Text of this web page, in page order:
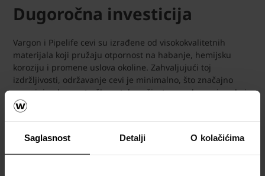
Saglasnost Detalji O kolačićima
Dugoročna investicija
Vargon i Pipelife cevi su izrađene od visokokvalitetnih
materijala koji pružaju otpornost na habanje, hemijsku
koroziju i promene uslova okoline. Zahvaljujući toj
izdržljivosti, održavanje cevi je minimalno, što značajno
smanjuje ukupne troškove tokom životnog veka proizvoda i
predstavlja dugotrajno rešenje za svakog investitora.
Visoki ekološki standardi
Prilikom proizvodnje naših cevi koriste se ekološki